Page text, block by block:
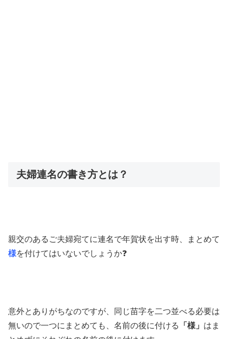
夫婦連名の書き方とは？
親交のあるご夫婦宛てに連名で年賀状を出す時、まとめて
様を付けてはいないでしょうか❓
意外とありがちなのですが、同じ苗字を二つ並べる必要は
無いので一つにまとめても、名前の後に付ける
「様」 はま